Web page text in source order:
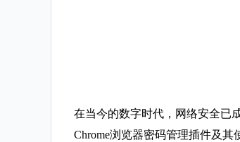
在当今的数字时代，网络安全已
Chrome浏览器密码管理插件及其